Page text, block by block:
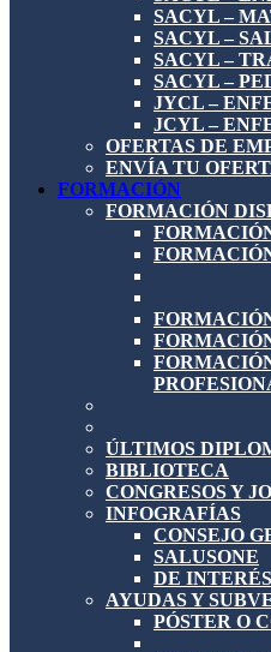
SACYL –
SACYL –
SACYL –
SACYL –
JYCL –
JCYL –
OFERTAS DE
ENVÍA TU
FORMACIÓN
FORMACIÓN
ÚLTIMOS
BIBLIOTECA
CONGRESOS Y
INFOGRAFÍAS
CONSEJO
SALUSONE
DE
AYUDAS Y
PÓSTER O